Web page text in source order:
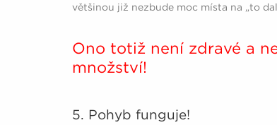
většinou již nezbude moc místa na „to
Ono totiž není zdravé a
množství!
5. Pohyb funguje!